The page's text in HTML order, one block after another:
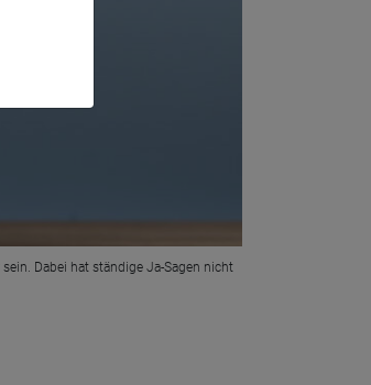
Dabei hat ständige Ja-Sagen nicht